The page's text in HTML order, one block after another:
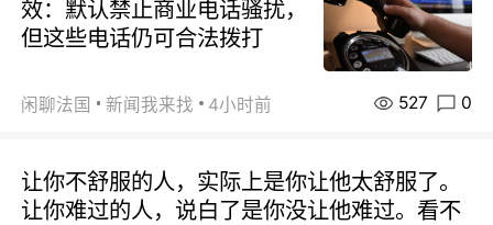
效：默认禁止商业电话骚扰，
但这些电话仍可合法拨打
闲聊法国 新闻我来找 4小时前 527 0
让你不舒服的人，实际上是你让他太舒服了。
让你难过的人，说白了是你没让他难过。看不